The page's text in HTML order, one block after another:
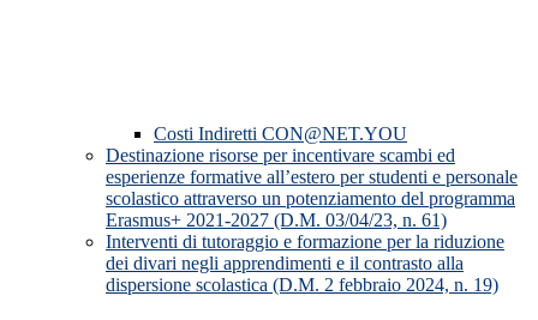
Costi Indiretti CON@NET.YOU
Destinazione risorse per incentivare scambi ed
esperienze formative all’estero per studenti e personale
scolastico attraverso un potenziamento del programma
Erasmus+ 2021-2027 (D.M. 03/04/23, n. 61)
Interventi di tutoraggio e formazione per la riduzione
dei divari negli apprendimenti e il contrasto alla
dispersione scolastica (D.M. 2 febbraio 2024, n. 19)